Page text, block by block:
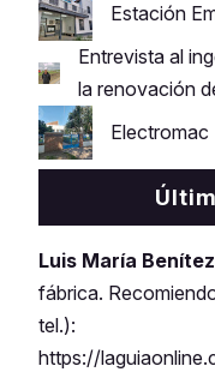
Estación
Entrevista al
la renovación
Electromac
Luis María
fábrica.
tel.):
https://